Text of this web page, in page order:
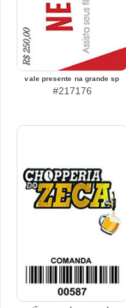
vale presente na grande sp
#217176